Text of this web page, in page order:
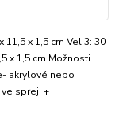
11,5 x 1,5 cm Vel.3: 30
x 1,5 cm Možnosti
akrylové nebo
spreji +